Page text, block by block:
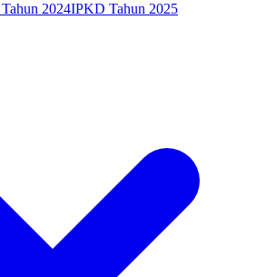
2024IPKD Tahun 2025